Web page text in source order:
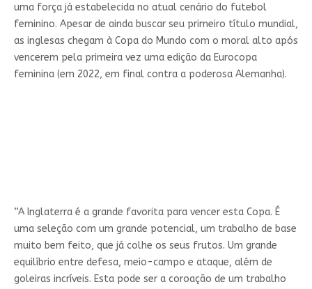
uma força já estabelecida no atual cenário do futebol
feminino. Apesar de ainda buscar seu primeiro título mundial,
as inglesas chegam à Copa do Mundo com o moral alto após
vencerem pela primeira vez uma edição da Eurocopa
feminina (em 2022, em final contra a poderosa Alemanha).
“A Inglaterra é a grande favorita para vencer esta Copa. É
uma seleção com um grande potencial, um trabalho de base
muito bem feito, que já colhe os seus frutos. Um grande
equilíbrio entre defesa, meio-campo e ataque, além de
goleiras incríveis. Esta pode ser a coroação de um trabalho